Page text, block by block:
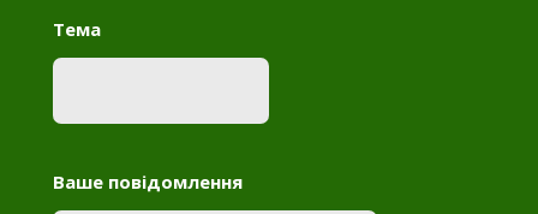
Тема
Ваше повідомлення